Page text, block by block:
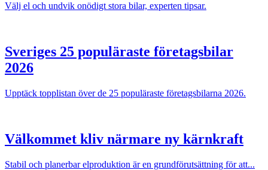
Välj el och undvik onödigt stora bilar, experten tipsar.
Sveriges 25 populäraste företagsbilar
2026
Upptäck topplistan över de 25 populäraste företagsbilarna 2026.
Välkommet kliv närmare ny kärnkraft
Stabil och planerbar elproduktion är en grundförutsättning för att...